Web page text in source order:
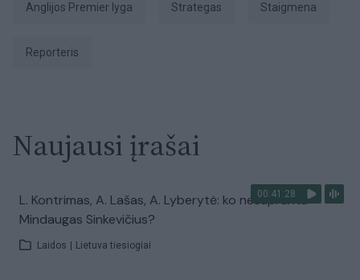
Anglijos Premier lyga strategas staigmena
Reporteris
Naujausi įrašai
00:41:28
L. Kontrimas, A. Lašas, A. Lyberytė: ko nesupranta
Mindaugas Sinkevičius?
Laidos Lietuva tiesiogiai